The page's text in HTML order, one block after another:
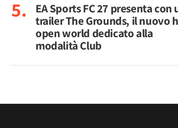
EA Sports FC 27 presenta con
trailer The Grounds, il nuovo
open world dedicato alla
modalità Club